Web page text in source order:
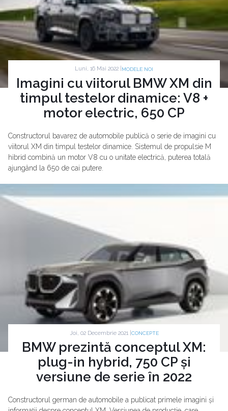
Luni, 16 Mai 2022 | MODELE NOI
Imagini cu viitorul BMW XM din
timpul testelor dinamice: V8 +
motor electric, 650 CP
Constructorul bavarez de automobile publică o serie de imagini cu
viitorul XM din timpul testelor dinamice. Sistemul de propulsie M
hibrid combină un motor V8 cu o unitate electrică, puterea totală
ajungând la 650 de cai putere.
Joi, 02 Decembrie 2021 | CONCEPTE
BMW prezintă conceptul XM:
plug-in hybrid, 750 CP și
versiune de serie în 2022
Constructorul german de automobile a publicat primele imagini și